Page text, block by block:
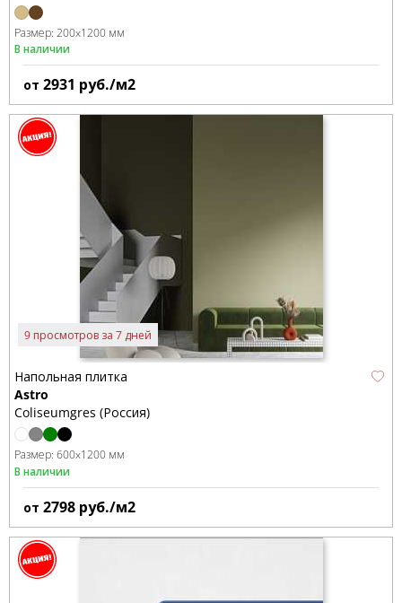
Размер: 200x1200 мм
В наличии
от 2931 руб./м2
9 просмотров за 7 дней
Напольная плитка
Astro
Coliseumgres (Россия)
Размер: 600x1200 мм
В наличии
от 2798 руб./м2